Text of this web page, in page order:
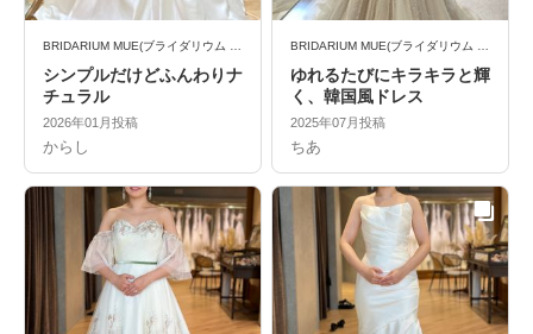
シンプルだけどふんわりナ
チュラル
2026年01月投稿
からし
ゆれるたびにキラキラと輝
く、韓国風ドレス
2025年07月投稿
ちあ